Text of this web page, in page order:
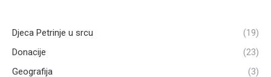
Djeca Petrinje u srcu
(19)
Donacije
(23)
Geografija
(3)